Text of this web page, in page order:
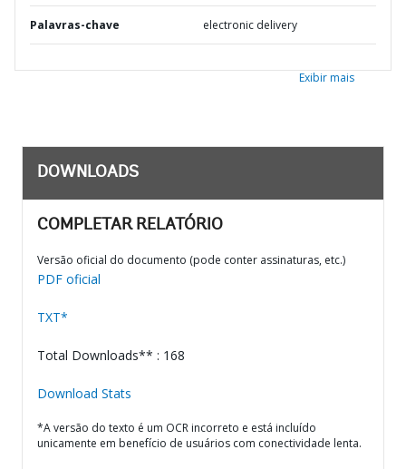
Palavras-chave electronic delivery
Exibir mais
DOWNLOADS
COMPLETAR RELATÓRIO
Versão oficial do documento (pode conter assinaturas, etc.)
PDF oficial
TXT*
Total Downloads** : 168
Download Stats
*A versão do texto é um OCR incorreto e está incluído
unicamente em benefício de usuários com conectividade lenta.